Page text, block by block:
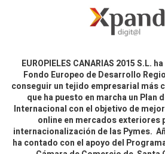
EUROPIELES CANARIAS 2015 S.L.
Fondo Europeo de Desarrollo
conseguir un tejido empresarial más
que ha puesto en marcha un Plan
Internacional con el objetivo de
online en mercados exteriores
internacionalización de las Pymes.
ha contado con el apoyo del